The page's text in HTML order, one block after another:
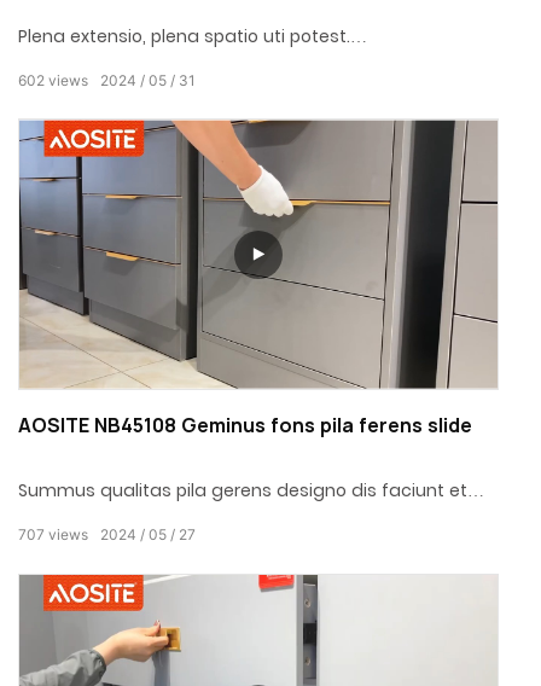
Plena extensio, plena spatio uti potest.
2024 05 31
602 views
AOSITE NB45108 Geminus fons pila ferens slide
Summus qualitas pila gerens designo dis faciunt et
2024 05 27
707 views